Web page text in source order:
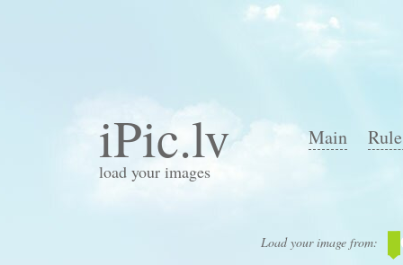
iPic.lv
load your images
Main
Load your image from: